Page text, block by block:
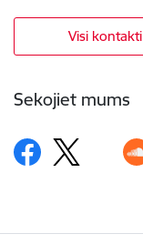
Visi kontakti
Sekojiet mums